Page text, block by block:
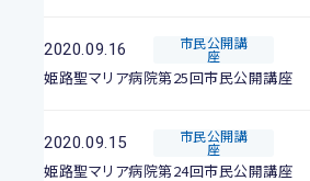
2020.09.16 市民公開講
座
姫路聖マリア病院第25回市民公開講座
2020.09.15 市民公開講
座
姫路聖マリア病院第24回市民公開講座